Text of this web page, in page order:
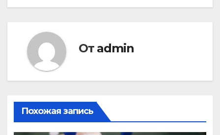
От admin
Похожая запись